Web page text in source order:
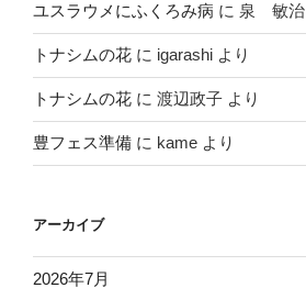
ユスラウメにふくろみ病 に 泉 敏治
トナシムの花 に igarashi より
トナシムの花 に 渡辺政子 より
豊フェス準備 に kame より
アーカイブ
2026年7月